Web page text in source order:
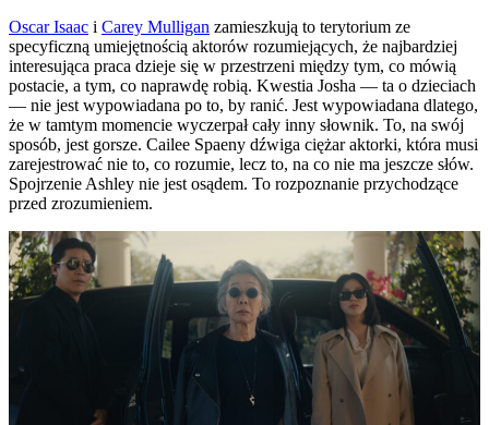
Oscar Isaac i Carey Mulligan zamieszkują to terytorium ze
specyficzną umiejętnością aktorów rozumiejących, że najbardziej
interesująca praca dzieje się w przestrzeni między tym, co mówią
postacie, a tym, co naprawdę robią. Kwestia Josha — ta o dzieciach
— nie jest wypowiadana po to, by ranić. Jest wypowiadana dlatego,
że w tamtym momencie wyczerpał cały inny słownik. To, na swój
sposób, jest gorsze. Cailee Spaeny dźwiga ciężar aktorki, która musi
zarejestrować nie to, co rozumie, lecz to, na co nie ma jeszcze słów.
Spojrzenie Ashley nie jest osądem. To rozpoznanie przychodzące
przed zrozumieniem.